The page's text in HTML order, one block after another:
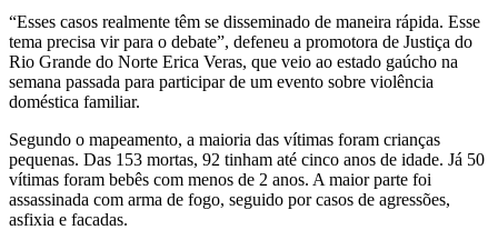
“Esses casos realmente têm se disseminado de maneira rápida. Esse
tema precisa vir para o debate”, defeneu a promotora de Justiça do
Rio Grande do Norte Erica Veras, que veio ao estado gaúcho na
semana passada para participar de um evento sobre violência
doméstica familiar.
Segundo o mapeamento, a maioria das vítimas foram crianças
pequenas. Das 153 mortas, 92 tinham até cinco anos de idade. Já 50
vítimas foram bebês com menos de 2 anos. A maior parte foi
assassinada com arma de fogo, seguido por casos de agressões,
asfixia e facadas.